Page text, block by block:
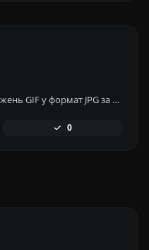
Легко конвертуйте файли зображень GIF у формат JPG за допомогою нашого інструменту перетворення GIF у JPG для універсального використання зображень.
0